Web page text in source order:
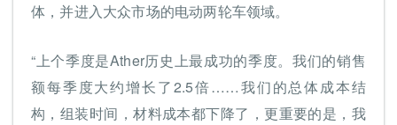
体，并进入大众市场的电动两轮车领域。
“上个季度是Ather历史上最成功的季度。我们的销售
额每季度大约增长了2.5倍……我们的总体成本结
构，组装时间，材料成本都下降了，更重要的是，我